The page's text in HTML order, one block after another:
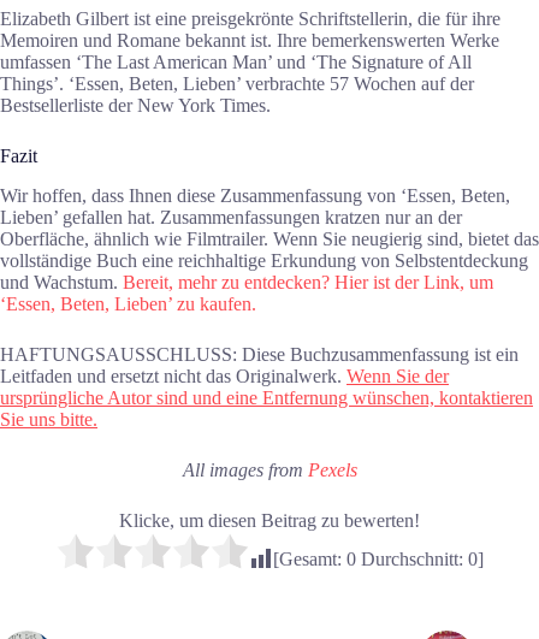
Elizabeth Gilbert ist eine preisgekrönte Schriftstellerin, die für ihre
Memoiren und Romane bekannt ist. Ihre bemerkenswerten Werke
umfassen ‘The Last American Man’ und ‘The Signature of All
Things’. ‘Essen, Beten, Lieben’ verbrachte 57 Wochen auf der
Bestsellerliste der New York Times.
Fazit
Wir hoffen, dass Ihnen diese Zusammenfassung von ‘Essen, Beten,
Lieben’ gefallen hat. Zusammenfassungen kratzen nur an der
Oberfläche, ähnlich wie Filmtrailer. Wenn Sie neugierig sind, bietet das
vollständige Buch eine reichhaltige Erkundung von Selbstentdeckung
und Wachstum. Bereit, mehr zu entdecken? Hier ist der Link, um
‘Essen, Beten, Lieben’ zu kaufen.
HAFTUNGSAUSSCHLUSS: Diese Buchzusammenfassung ist ein
Leitfaden und ersetzt nicht das Originalwerk. Wenn Sie der
ursprüngliche Autor sind und eine Entfernung wünschen, kontaktieren
Sie uns bitte.
All images from Pexels
Klicke, um diesen Beitrag zu bewerten!
[Gesamt: 0Durchschnitt: 0]